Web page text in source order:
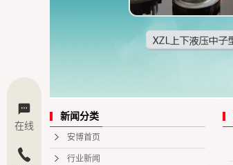
新闻分类
安博首页
行业新闻
在线